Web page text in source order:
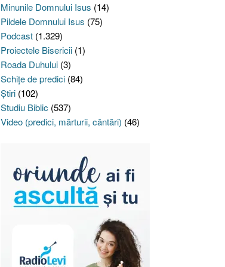
Minunile Domnului Isus (14)
Pildele Domnului Isus (75)
Podcast(1.329)
Proiectele Bisericii(1)
Roada Duhului(3)
Schiţe de predici(84)
Ştiri(102)
Studiu Biblic (537)
Video (predici, mărturii, cântări) (46)